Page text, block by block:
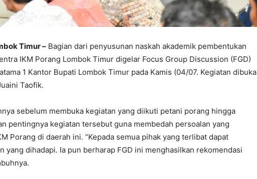
Timur – Bagian dari penyusunan naskah akademik pembentukan
IKM Porang Lombok Timur digelar Focus Group Discussion (FGD)
1 Kantor Bupati Lombok Timur pada Kamis (04/07. Kegiatan dibuka
Taofik.
sebelum membuka kegiatan yang diikuti petani porang hingga
pentingnya kegiatan tersebut guna membedah persoalan yang
Porang di daerah ini. “Kepada semua pihak yang terlibat dapat
yang dihadapi. Ia pun berharap FGD ini menghasilkan rekomendasi